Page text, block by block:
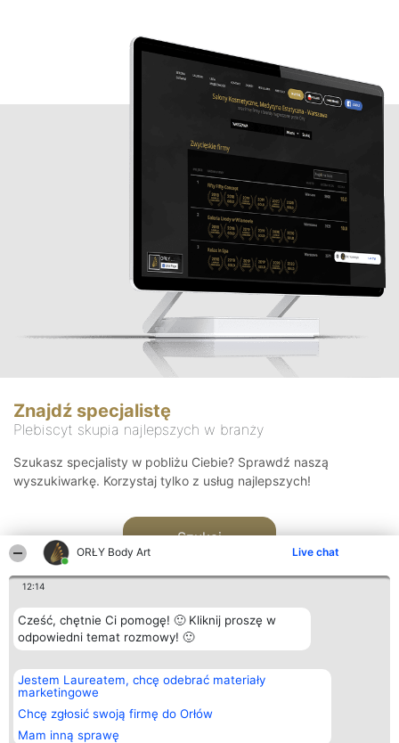
ORŁY Body Art Live chat
12:14
Cześć, chętnie Ci pomogę! 🙂 Kliknij proszę w
odpowiedni temat rozmowy! 🙂
Jestem Laureatem, chcę odebrać materiały
marketingowe
Chcę zgłosić swoją firmę do Orłów
Mam inną sprawę
Znajdź specjalistę
Plebiscyt skupia najlepszych w branży
Szukasz specjalisty w pobliżu Ciebie? Sprawdź naszą
wyszukiwarkę. Korzystaj tylko z usług najlepszych!
Szukaj
Organizator plebiscytu
Bright Side Solutions sp. z o.
o. sp. k.
ul. Ruska 22
Wrocław 50-079
KRS 0000749100 | Regon
Plebiscyt
Laureaci
wszystkich
Laureatów
Kontakt
Kontakt